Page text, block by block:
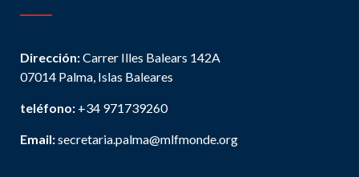
Dirección:Carrer Illes Balears 142A
07014 Palma, Islas Baleares
teléfono: +34 971739260
Email:secretaria.palma@mlfmonde.org